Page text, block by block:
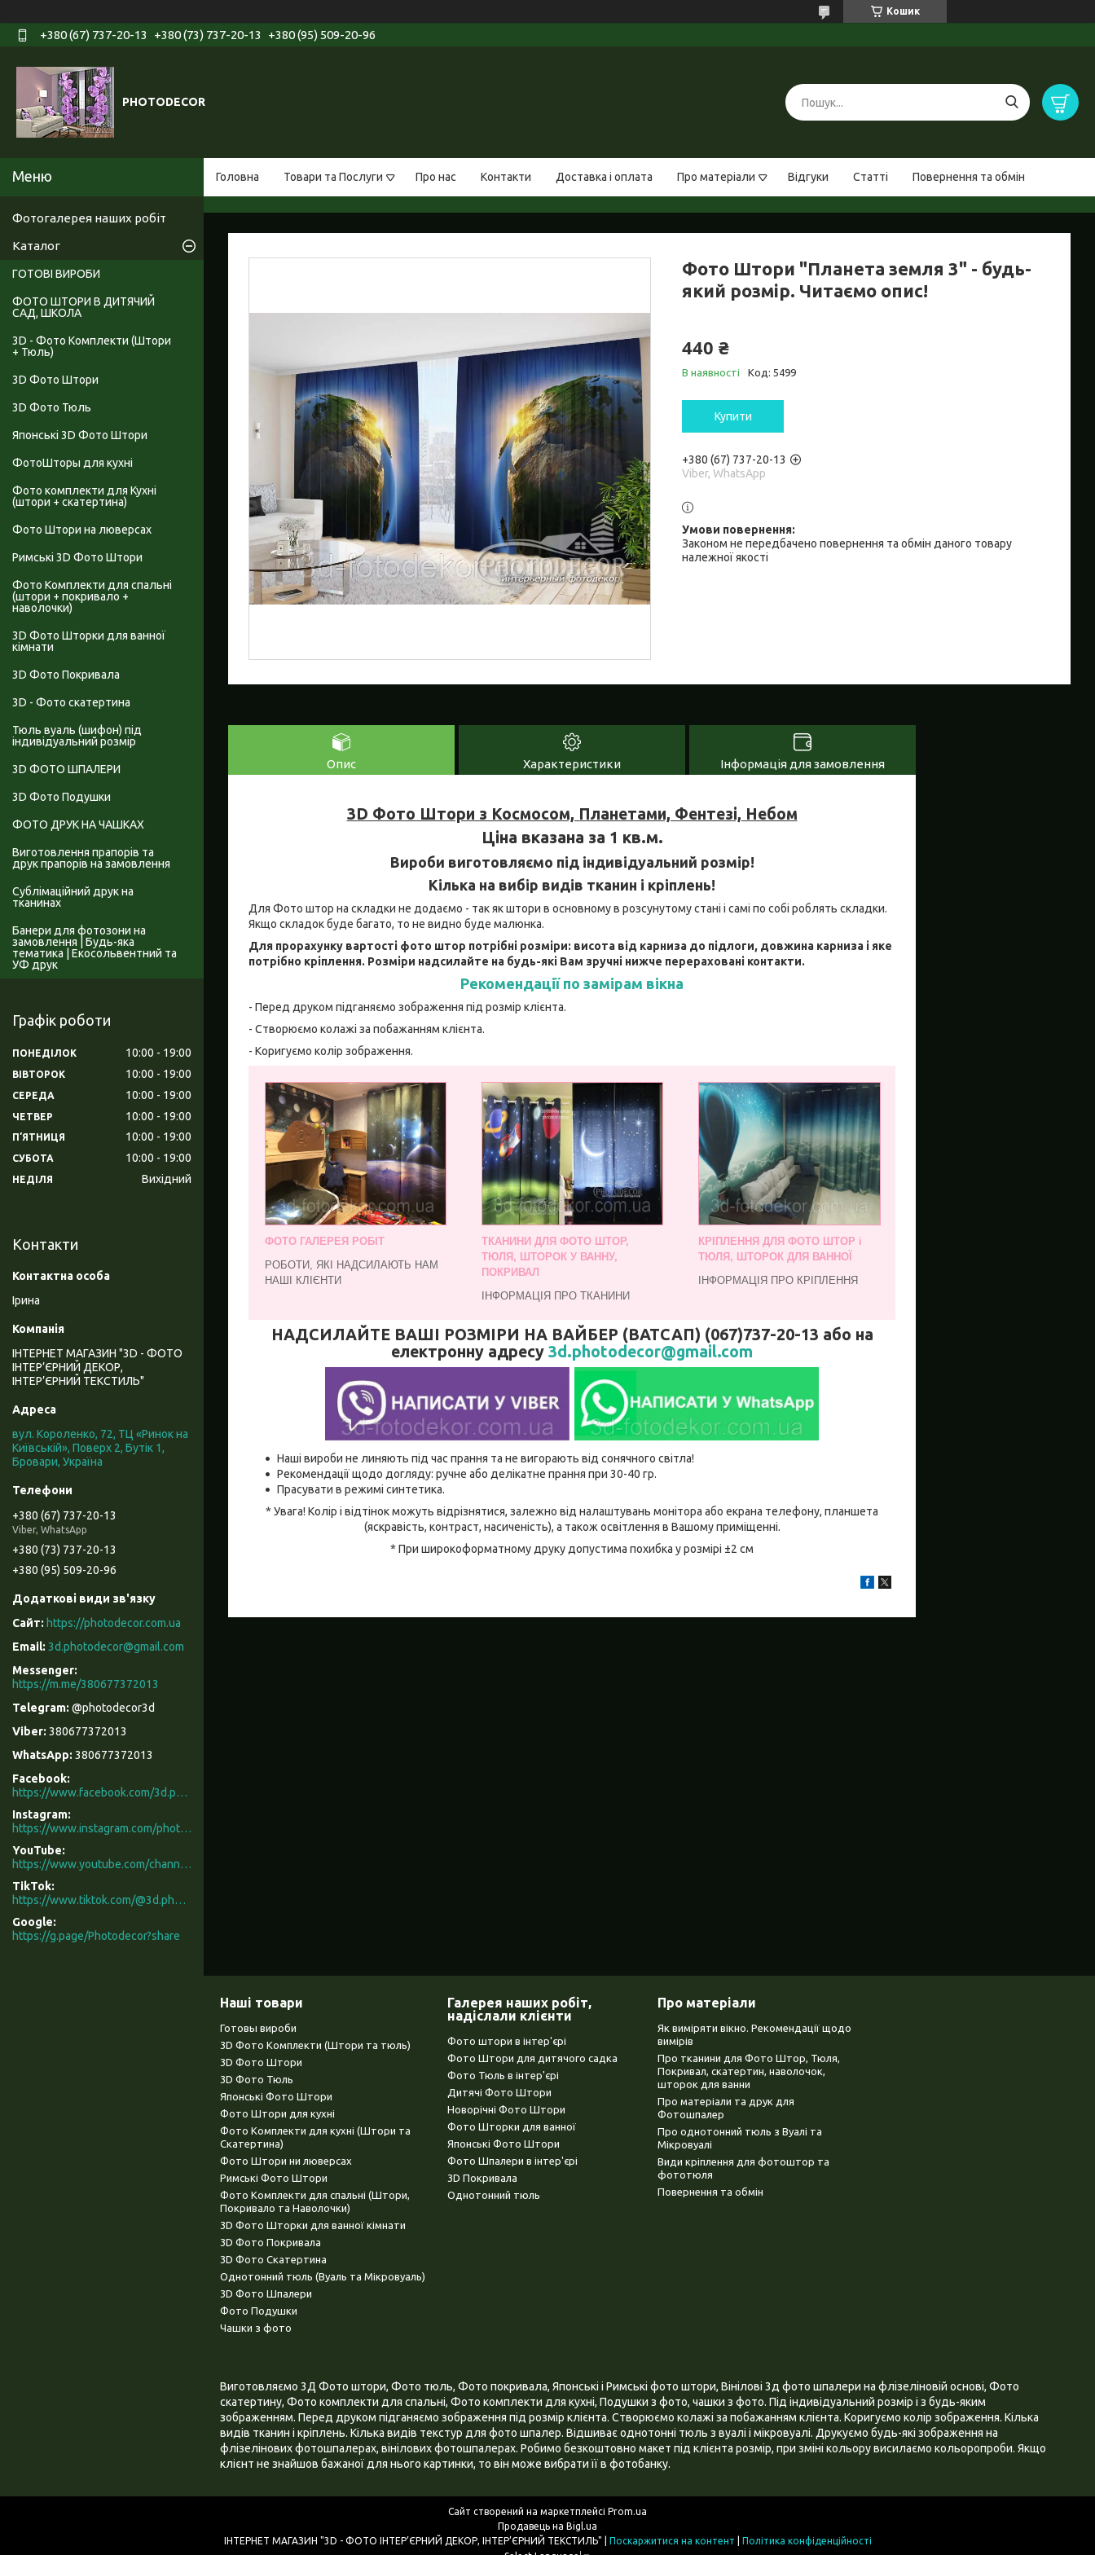
Кошик
+380 (67) 737-20-13 +380 (73) 737-20-13 +380 (95) 509-20-96
PHOTODECOR
Головна Товари та Послуги Про нас Контакти Доставка і оплата Про матеріали Відгуки Статті Повернення та обмін
Фото Штори "Планета земля 3" - будь-
який розмір. Читаємо опис!
440 ₴
В наявності Код: 5499
Купити
+380 (67) 737-20-13
Viber, WhatsApp
Законом не передбачено повернення та обмін даного товару
належної якості
Опис Характеристики Інформація для замовлення
3D Фото Штори з Космосом, Планетами, Фентезі, Небом
Ціна вказана за 1 кв.м.
Вироби виготовляємо під індивідуальний розмір!
Кілька на вибір видів тканин і кріплень!
Для Фото штор на складки не додаємо - так як штори в основному в розсунутому стані і самі по собі роблять складки.
Якщо складок буде багато, то не видно буде малюнка.
Для прорахунку вартості фото штор потрібні розміри: висота від карниза до підлоги, довжина карниза і яке
потрібно кріплення. Розміри надсилайте на будь-які Вам зручні нижче перераховані контакти.
Рекомендації по замірам вікна
- Перед друком підганяємо зображення під розмір клієнта.
- Створюємо колажі за побажанням клієнта.
- Коригуємо колір зображення.
ФОТО ГАЛЕРЕЯ РОБІТ
РОБОТИ, ЯКІ НАДСИЛАЮТЬ НАМ
НАШІ КЛІЄНТИ
ТКАНИНИ ДЛЯ ФОТО ШТОР,
ТЮЛЯ, ШТОРОК У ВАННУ,
ПОКРИВАЛ
ІНФОРМАЦІЯ ПРО ТКАНИНИ
КРІПЛЕННЯ ДЛЯ ФОТО ШТОР і
ТЮЛЯ, ШТОРОК ДЛЯ ВАННОЇ
ІНФОРМАЦІЯ ПРО КРІПЛЕННЯ
НАДСИЛАЙТЕ ВАШІ РОЗМІРИ НА ВАЙБЕР (ВАТСАП) (067)737-20-13 або на
електронну адресу 3d.photodecor@gmail.com
Наші вироби не линяють під час прання та не вигорають від сонячного світла!
Рекомендації щодо догляду: ручне або делікатне прання при 30-40 гр.
Прасувати в режимі синтетика.
* Увага! Колір і відтінок можуть відрізнятися, залежно від налаштувань монітора або екрана телефону, планшета
(яскравість, контраст, насиченість), а також освітлення в Вашому приміщенні.
* При широкоформатному друку допустима похибка у розмірі ±2 см
Фотогалерея наших робіт
Каталог
ГОТОВІ ВИРОБИ
ФОТО ШТОРИ В ДИТЯЧИЙ
САД, ШКОЛА
3D - Фото Комплекти (Штори
+ Тюль)
3D Фото Штори
3D Фото Тюль
Японські 3D Фото Штори
ФотоШторы для кухні
Фото комплекти для Кухні
(штори + скатертина)
Фото Штори на люверсах
Римські 3D Фото Штори
Фото Комплекти для спальні
(штори + покривало +
наволочки)
3D Фото Шторки для ванної
кімнати
3D Фото Покривала
3D - Фото скатертина
Тюль вуаль (шифон) під
індивідуальний розмір
3D ФОТО ШПАЛЕРИ
3D Фото Подушки
ФОТО ДРУК НА ЧАШКАХ
Виготовлення прапорів та
друк прапорів на замовлення
Сублімаційний друк на
тканинах
Банери для фотозони на
замовлення | Будь-яка
тематика | Екосольвентний та
УФ друк
Графік роботи
ПОНЕДІЛОК 10:00 19:00
ВІВТОРОК 10:00 19:00
СЕРЕДА 10:00 19:00
ЧЕТВЕР 10:00 19:00
ПʼЯТНИЦЯ 10:00 19:00
СУБОТА 10:00 19:00
НЕДІЛЯ Вихідний
Контакти
Ірина
ІНТЕРНЕТ МАГАЗИН "3D - ФОТО
ІНТЕР’ЄРНИЙ ДЕКОР,
ІНТЕР’ЄРНИЙ ТЕКСТИЛЬ"
вул. Короленко, 72, ТЦ «Ринок на
Київській», Поверх 2, Бутік 1,
Бровари, Україна
+380 (67) 737-20-13
Viber, WhatsApp
+380 (73) 737-20-13
+380 (95) 509-20-96
https://photodecor.com.ua
3d.photodecor@gmail.com
https://m.me/380677372013
@photodecor3d
380677372013
380677372013
Facebook
https://www.facebook.com/3d.photodecor/
Instagram
https://www.instagram.com/photodecor.com.ua/
YouTube
https://www.youtube.com/channel/UCXCUerfqRY1Pw7-IptdbqyA/videos
TikTok
https://www.tiktok.com/@3d.photodecor?is_from_webapp=1&sender_device=pc
Google
https://g.page/Photodecor?share
Наші товари
Готовы вироби
3D Фото Комплекти (Штори та тюль)
3D Фото Штори
3D Фото Тюль
Японські Фото Штори
Фото Штори для кухні
Фото Комплекти для кухні (Штори та
Скатертина)
Фото Штори ни люверсах
Римські Фото Штори
Фото Комплекти для спальні (Штори,
Покривало та Наволочки)
3D Фото Шторки для ванної кімнати
3D Фото Покривала
3D Фото Скатертина
Однотонний тюль (Вуаль та Мікровуаль)
3D Фото Шпалери
Фото Подушки
Чашки з фото
Галерея наших робіт,
надіслали клієнти
Фото штори в інтер'єрі
Фото Штори для дитячого садка
Фото Тюль в інтер'єрі
Дитячі Фото Штори
Новорічні Фото Штори
Фото Шторки для ванної
Японські Фото Штори
Фото Шпалери в інтер'єрі
3D Покривала
Однотонний тюль
Про матеріали
Як виміряти вікно. Рекомендації щодо
вимірів
Про тканини для Фото Штор, Тюля,
Покривал, скатертин, наволочок,
шторок для ванни
Про матеріали та друк для
Фотошпалер
Про однотонний тюль з Вуалі та
Мікровуалі
Види кріплення для фотоштор та
фототюля
Повернення та обмін
Виготовляємо 3Д Фото штори, Фото тюль, Фото покривала, Японські і Римські фото штори, Вінілові 3д фото шпалери на флізеліновій основі, Фото
скатертину, Фото комплекти для спальні, Фото комплекти для кухні, Подушки з фото, чашки з фото. Під індивідуальний розмір і з будь-яким
зображенням. Перед друком підганяємо зображення під розмір клієнта. Створюємо колажі за побажанням клієнта. Коригуємо колір зображення. Кілька
видів тканин і кріплень. Кілька видів текстур для фото шпалер. Відшиває однотонні тюль з вуалі і мікровуалі. Друкуємо будь-які зображення на
флізелінових фотошпалерах, вінілових фотошпалерах. Робимо безкоштовно макет під клієнта розмір, при зміні кольору висилаємо кольоропроби. Якщо
клієнт не знайшов бажаної для нього картинки, то він може вибрати її в фотобанку.
Сайт створений на маркетплейсі Prom.ua
Продавець на Bigl.ua
Поскаржитися на контент
Політика конфіденційності